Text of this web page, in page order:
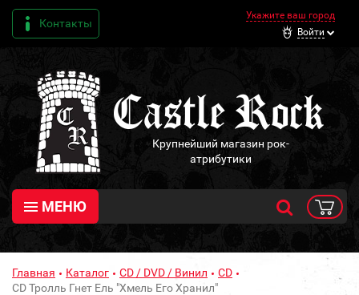
Контакты
Укажите ваш город
Войти
Крупнейший магазин рок-
атрибутики
МЕНЮ
Главная Каталог CD / DVD / Винил
CD
CD Тролль Гнет Ель "Хмель Его Хранил"